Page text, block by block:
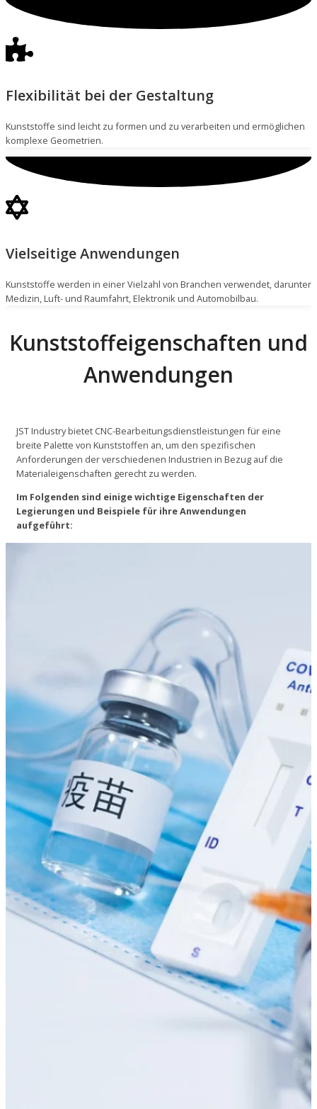
Flexibilität bei der Gestaltung
Kunststoffe sind leicht zu formen und zu verarbeiten und ermöglichen
komplexe Geometrien.
Vielseitige Anwendungen
Kunststoffe werden in einer Vielzahl von Branchen verwendet, darunter
Medizin, Luft- und Raumfahrt, Elektronik und Automobilbau.
Kunststoffeigenschaften und
Anwendungen
JST Industry bietet CNC-Bearbeitungsdienstleistungen für eine
breite Palette von Kunststoffen an, um den spezifischen
Anforderungen der verschiedenen Industrien in Bezug auf die
Materialeigenschaften gerecht zu werden.
Im Folgenden sind einige wichtige Eigenschaften der
Legierungen und Beispiele für ihre Anwendungen
aufgeführt: